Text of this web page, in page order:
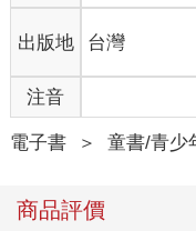
出版地 台灣
注音
電子書 ＞ 童書/青少
商品評價